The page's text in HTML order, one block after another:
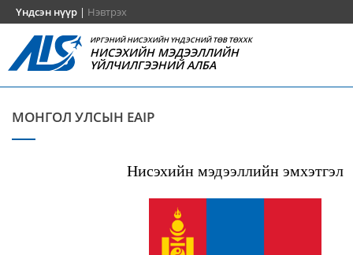
Үндсэн нүүр | Нэвтрэх
ИРГЭНИЙ НИСЭХИЙН ҮНДЭСНИЙ ТӨВ ТӨХХК
НИСЭХИЙН МЭДЭЭЛЛИЙН
ҮЙЛЧИЛГЭЭНИЙ АЛБА
МОНГОЛ УЛСЫН EAIP